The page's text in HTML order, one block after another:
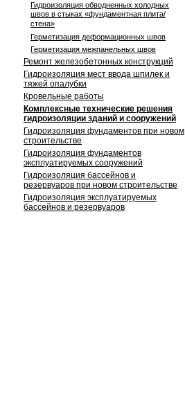
Гидроизоляция обводненных холодных
швов в стыках «фундаментная плита/
стена»
Герметизация деформационных швов
Герметизация межпанельных швов
Ремонт железобетонных конструкций
Гидроизоляция мест ввода шпилек и
тяжей опалубки
Кровельные работы
Комплексные технические решения
гидроизоляции зданий и сооружений
Гидроизоляция фундаментов при новом
строительстве
Гидроизоляция фундаментов
эксплуатируемых сооружений
Гидроизоляция бассейнов и
резервуаров при новом строительстве
Гидроизоляция эксплуатируемых
бассейнов и резервуаров